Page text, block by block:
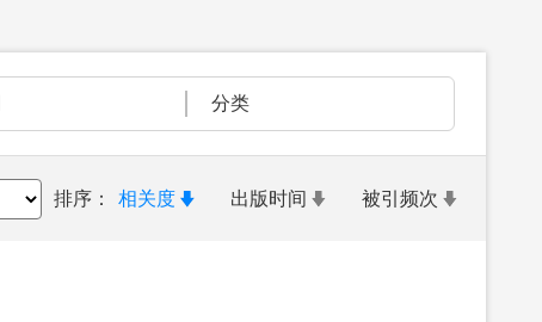
分类
排序： 相关度 出版时间 被引频次